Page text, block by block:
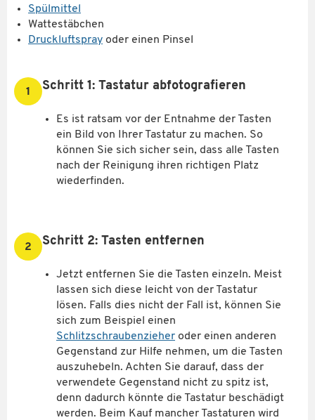
Spülmittel
Wattestäbchen
Druckluftspray oder einen Pinsel
1 Schritt 1: Tastatur abfotografieren
Es ist ratsam vor der Entnahme der Tasten
ein Bild von Ihrer Tastatur zu machen. So
können Sie sich sicher sein, dass alle Tasten
nach der Reinigung ihren richtigen Platz
wiederfinden.
2 Schritt 2: Tasten entfernen
Jetzt entfernen Sie die Tasten einzeln. Meist
lassen sich diese leicht von der Tastatur
lösen. Falls dies nicht der Fall ist, können Sie
sich zum Beispiel einen
Schlitzschraubenzieher oder einen anderen
Gegenstand zur Hilfe nehmen, um die Tasten
auszuhebeln. Achten Sie darauf, dass der
verwendete Gegenstand nicht zu spitz ist,
denn dadurch könnte die Tastatur beschädigt
werden. Beim Kauf mancher Tastaturen wird